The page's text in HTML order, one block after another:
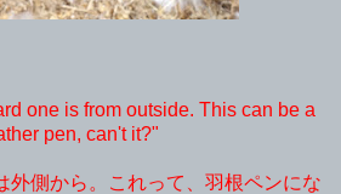
one is from outside. This can be a
pen, can't it?"
外側から。これって、羽根ペンにな